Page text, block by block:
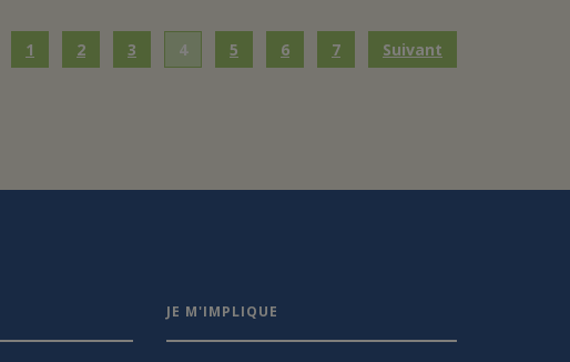
1 2 3 4 5 6 7 Suivant
JE M'IMPLIQUE